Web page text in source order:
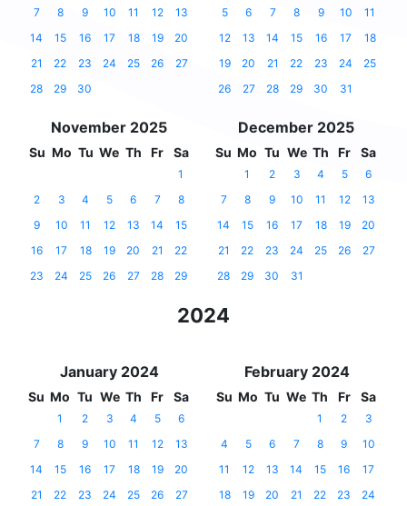
7
8 9 10 11 12
13
14
15 16 17 18 19
20
21
22 23 24 25 26
27
28
29 30
5
6 7 8 9 10
11
12
13 14 15 16 17
18
19
20 21 22 23 24
25
26
27 28 29 30 31
November 2025
Su Mo Tu We Th Fr Sa
1
2
3 4 5 6 7
8
9
10 11 12 13 14
15
16
17 18 19 20 21
22
23
24 25 26 27 28 29
December 2025
Su Mo Tu We Th Fr Sa
1 2 3 4 5
6
7
8 9 10 11 12
13
14
15 16 17 18 19
20
21
22 23 24 25 26
27
28
29 30 31
2024
January 2024
Su Mo Tu We Th Fr Sa
1 2 3 4 5
6
7
8 9 10 11 12
13
14
15 16 17 18 19
20
21
22 23 24 25 26
27
February 2024
Su Mo Tu We Th Fr Sa
1 2
3
4
5 6 7 8 9
10
11
12 13 14 15 16
17
18
19 20 21 22 23
24